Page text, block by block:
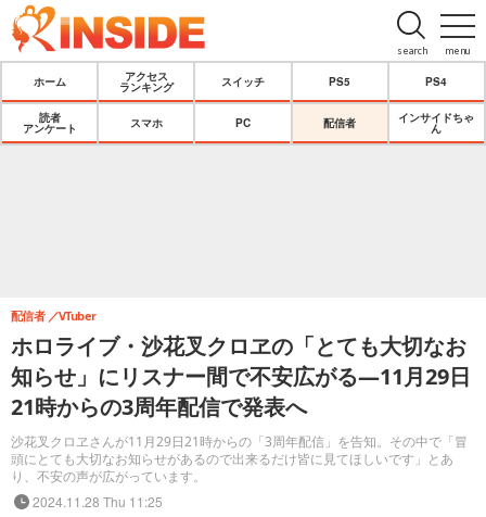
menu
search
ホーム
アクセス
ランキング
スイッチ PS5 PS4
読者
アンケート
スマホ PC 配信者
インサイドちゃ
ん
ホロライブ・沙花叉クロヱの「とても大切なお
知らせ」にリスナー間で不安広がる―11月29日
21時からの3周年配信で発表へ
沙花叉クロヱさんが11月29日21時からの「3周年配信」を告知。その中で「冒
頭にとても大切なお知らせがあるので出来るだけ皆に見てほしいです」とあ
り、不安の声が広がっています。
配信者 VTuber
2024.11.28 Thu 11:25